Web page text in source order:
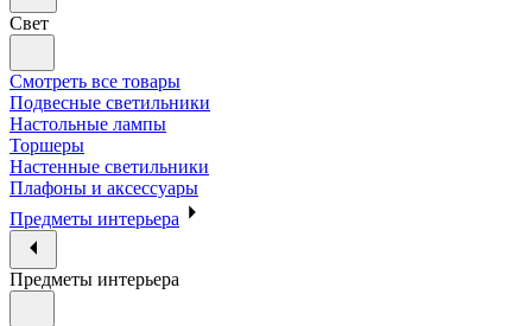
Свет
Смотреть все товары
Подвесные светильники
Настольные лампы
Торшеры
Настенные светильники
Плафоны и аксессуары
Предметы интерьера
Предметы интерьера